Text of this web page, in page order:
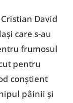
David
care s-au
frumosul
pentru
conștient
pâinii și